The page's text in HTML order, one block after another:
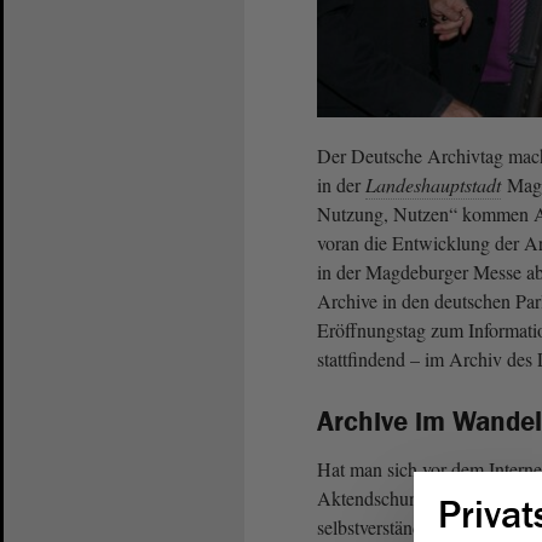
Der Deutsche Archivtag
in der Landeshauptstadt
Nutzung, Nutzen“ kommen
voran die Entwicklung der
in der Magdeburger Messe
Archive in den deutschen
Eröffnungstag zum
stattfindend – im Archiv des
Archive im
Hat man sich vor dem
Aktendschungel eines
selbstverständlich geworden.